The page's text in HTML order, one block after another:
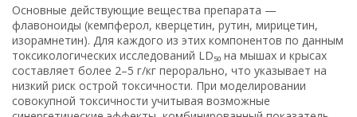
Основные действующие вещества препарата —
флавоноиды (кемпферол, кверцетин, рутин, мирицетин,
изорамнетин). Для каждого из этих компонентов по данным
токсикологических исследований LD₅₀ на мышах и крысах
составляет более 2–5 г/кг перорально, что указывает на
низкий риск острой токсичности. При моделировании
совокупной токсичности учитывая возможные